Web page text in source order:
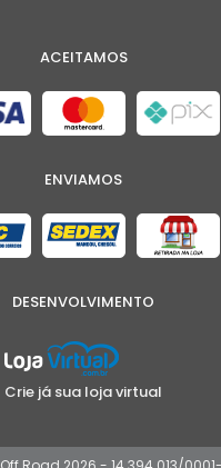
ACEITAMOS
ENVIAMOS
DESENVOLVIMENTO
Crie já sua loja virtual